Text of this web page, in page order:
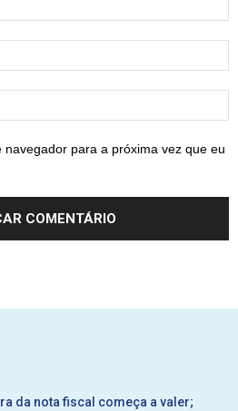
para a próxima vez que eu
da nota fiscal começa a valer;